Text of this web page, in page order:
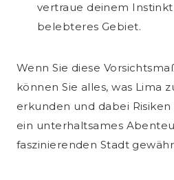
vertraue deinem
belebteres Gebiet.
Wenn Sie diese
können Sie alles, was Lima
erkunden und dabei
ein unterhaltsames
faszinierenden Stadt